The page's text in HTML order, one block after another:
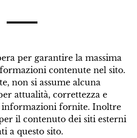
per garantire la massima
contenute nel sito.
non si assume alcuna
attualità, correttezza e
informazioni fornite. Inoltre
il contenuto dei siti esterni
a questo sito.